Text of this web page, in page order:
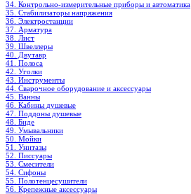
34. Контрольно-измерительные приборы и автоматика
35. Стабилизаторы напряжения
36. Электростанции
37. Арматура
38. Лист
39. Швеллеры
40. Двутавр
41. Полоса
42. Уголки
43. Инструменты
44. Сварочное оборудование и аксессуары
45. Ванны
46. Кабины душевые
47. Поддоны душевые
48. Биде
49. Умывальники
50. Мойки
51. Унитазы
52. Писсуары
53. Смесители
54. Сифоны
55. Полотенцесушители
56. Крепежные аксессуары